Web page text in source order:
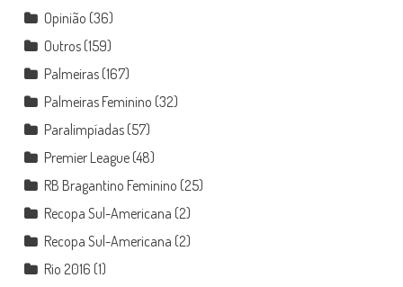
Opinião (36)
Outros(159)
Palmeiras(167)
Palmeiras Feminino (32)
Paralimpíadas(57)
Premier League(48)
RB Bragantino Feminino (25)
Recopa Sul-Americana (2)
Recopa Sul-Americana (2)
Rio 2016 (1)